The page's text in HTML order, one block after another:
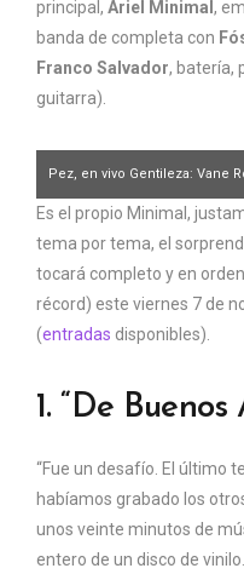
principal, Ariel Minimal,
banda de completa con
Franco Salvador, batería,
guitarra).
Pez, en vivo Gentileza: Vane
Es el propio Minimal,
tema por tema, el
tocará completo y en
récord) este viernes 7 de
(entradas disponibles).
1. “De Buenos
“Fue un desafío. El último
habíamos grabado los
unos veinte minutos de
entero de un disco de